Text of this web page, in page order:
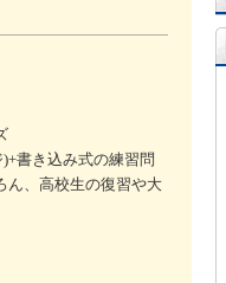
書き込み式の練習問
ん、高校生の復習や大